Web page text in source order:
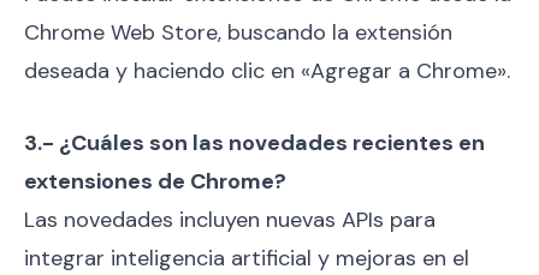
Chrome Web Store, buscando la extensión
deseada y haciendo clic en «Agregar a Chrome».
3.- ¿Cuáles son las novedades recientes en
extensiones de Chrome?
Las novedades incluyen nuevas APIs para
integrar inteligencia artificial y mejoras en el